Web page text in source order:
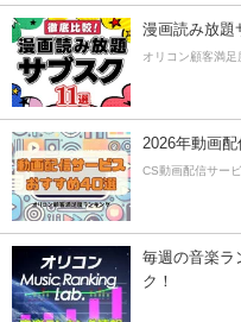
漫画読み放題
オリコン顧客満
2026年動画配
CS動画配信サー
毎週の音楽ラ
ク！